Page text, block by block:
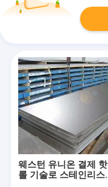
웨스턴 유니온 결제 핫
롤 기술로 스테인리스